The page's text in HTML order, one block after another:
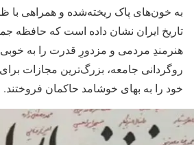
به خون‌های پاک ریخته‌شده و همراهی با
تاریخ ایران نشان داده است که حافظه
هنرمندِ مردمی و مزدورِ قدرت را به
روگردانی جامعه، بزرگ‌ترین مجازات
خود را به بهای خوشامد حاکمان فروختند.